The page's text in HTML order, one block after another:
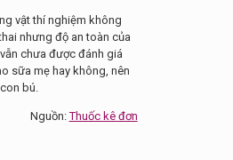
vật thí nghiệm không
nhưng độ an toàn của
chưa được đánh giá
sữa mẹ hay không, nên
bú.
Nguồn:Thuốc kê đơn